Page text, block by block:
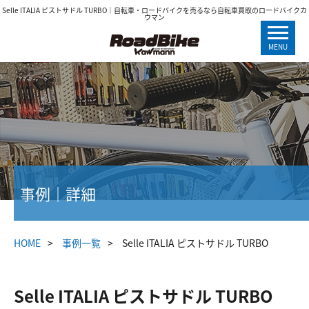
Selle ITALIA ピストサドル TURBO｜自転車・ロードバイクを売るなら自転車買取のロードバイクカ
ウマン
MENU
事例｜詳細
HOME 事例一覧 Selle ITALIA ピストサドル TURBO
Selle ITALIA ピストサドル TURBO